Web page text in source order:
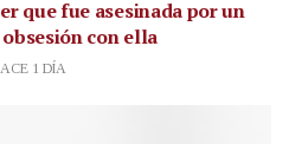
que fue asesinada por un
con ella
1 DÍA